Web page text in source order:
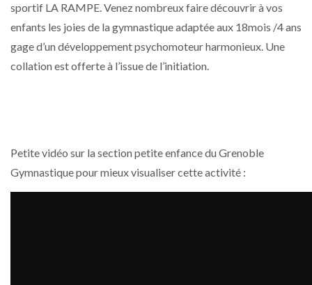
sportif LA RAMPE. Venez nombreux faire découvrir à vos
enfants les joies de la gymnastique adaptée aux 18mois /4 ans
gage d’un développement psychomoteur harmonieux. Une
collation est offerte à l’issue de l’initiation.
Petite vidéo sur la section petite enfance du Grenoble
Gymnastique pour mieux visualiser cette activité :